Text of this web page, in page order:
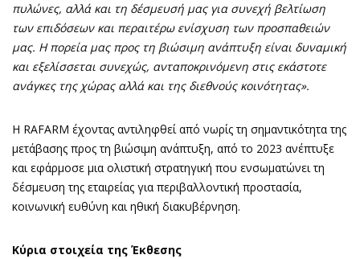
πυλώνες, αλλά και τη δέσμευσή μας για συνεχή βελτίωση
των επιδόσεων και περαιτέρω ενίσχυση των προσπαθειών
μας. Η πορεία μας προς τη βιώσιμη ανάπτυξη είναι δυναμική
και εξελίσσεται συνεχώς, ανταποκρινόμενη στις εκάστοτε
ανάγκες της χώρας αλλά και της διεθνούς κοινότητας».
Η RAFARM έχοντας αντιληφθεί από νωρίς τη σημαντικότητα της
μετάβασης προς τη βιώσιμη ανάπτυξη, από το 2023 ανέπτυξε
και εφάρμοσε μια ολιστική στρατηγική που ενσωματώνει τη
δέσμευση της εταιρείας για περιβαλλοντική προστασία,
κοινωνική ευθύνη και ηθική διακυβέρνηση.
Κύρια στοιχεία της Έκθεσης